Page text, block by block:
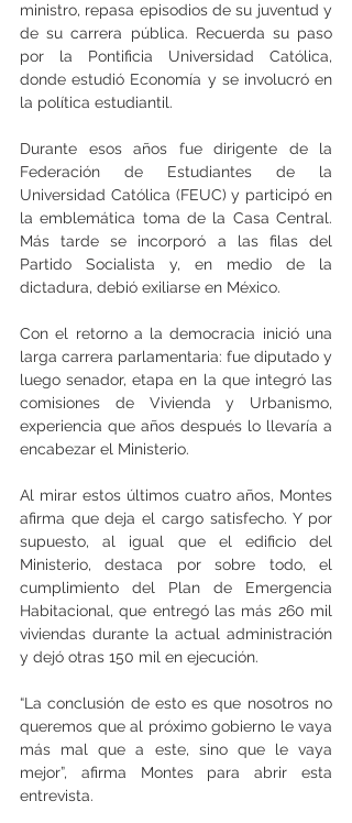
ministro, repasa episodios de su juventud y
de su carrera pública. Recuerda su paso
por la Pontificia Universidad Católica,
donde estudió Economía y se involucró en
la política estudiantil.
Durante esos años fue dirigente de la
Federación de Estudiantes de la
Universidad Católica (FEUC) y participó en
la emblemática toma de la Casa Central.
Más tarde se incorporó a las filas del
Partido Socialista y, en medio de la
dictadura, debió exiliarse en México.
Con el retorno a la democracia inició una
larga carrera parlamentaria: fue diputado y
luego senador, etapa en la que integró las
comisiones de Vivienda y Urbanismo,
experiencia que años después lo llevaría a
encabezar el Ministerio.
Al mirar estos últimos cuatro años, Montes
afirma que deja el cargo satisfecho. Y por
supuesto, al igual que el edificio del
Ministerio, destaca por sobre todo, el
cumplimiento del Plan de Emergencia
Habitacional, que entregó las más 260 mil
viviendas durante la actual administración
y dejó otras 150 mil en ejecución.
“La conclusión de esto es que nosotros no
queremos que al próximo gobierno le vaya
más mal que a este, sino que le vaya
mejor”, afirma Montes para abrir esta
entrevista.